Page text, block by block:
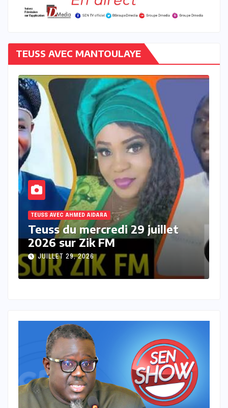
TEUSS AVEC MANTOULAYE
juillet
TEUSS AVEC AHMED AIDARA
Teuss du mardi 28 Juillet
sur Zik FM
JUILLET 28, 2026